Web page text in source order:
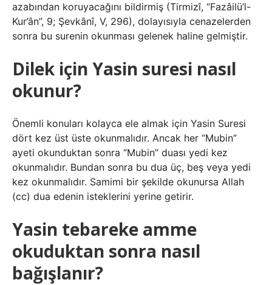
azabından koruyacağını bildirmiş (Tirmizî, “Fazâilü’l-
Kur’ân”, 9; Şevkânî, V, 296), dolayısıyla cenazelerden
sonra bu surenin okunması gelenek haline gelmiştir.
Dilek için Yasin suresi nasıl
okunur?
Önemli konuları kolayca ele almak için Yasin Suresi
dört kez üst üste okunmalıdır. Ancak her “Mubin”
ayeti okunduktan sonra “Mubin” duası yedi kez
okunmalıdır. Bundan sonra bu dua üç, beş veya yedi
kez okunmalıdır. Samimi bir şekilde okunursa Allah
(cc) dua edenin isteklerini yerine getirir.
Yasin tebareke amme
okuduktan sonra nasıl
bağışlanır?